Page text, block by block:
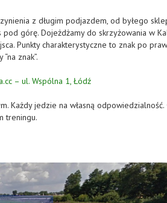
z długim podjazdem, od byłego
górę. Dojeżdżamy do skrzyżowania w
Punkty charakterystyczne to znak po
znak”.
– ul. Wspólna 1, Łódź
Każdy jedzie na własną odpowiedzialność.
treningu.